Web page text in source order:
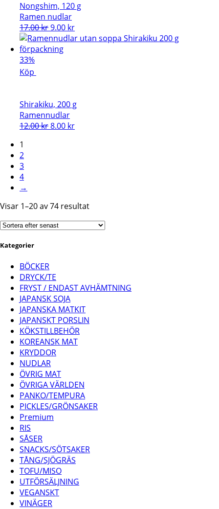
Nongshim, 120 g
Ramen nudlar
17.00krDet
ursprungliga
priset
9.00 krDet
nuvarande
33%
Köp
Shirakiku, 200 g
Ramennudlar
12.00krDet
8.00 krDet
1
2
3
4
→
Visar 1–20 av 74 resultatSortera
senaste
Kategorier
BÖCKER
DRYCK/TE
FRYST / ENDAST AVHÄMTNING
JAPANSK SOJA
JAPANSKA MATKIT
JAPANSKT PORSLIN
KÖKSTILLBEHÖR
KOREANSK MAT
KRYDDOR
NUDLAR
ÖVRIG MAT
ÖVRIGA VÄRLDEN
PANKO/TEMPURA
PICKLES/GRÖNSAKER
Premium
RIS
SÅSER
SNACKS/SÖTSAKER
TÅNG/SJÖGRÄS
TOFU/MISO
UTFÖRSÄLJNING
VEGANSKT
VINÄGER